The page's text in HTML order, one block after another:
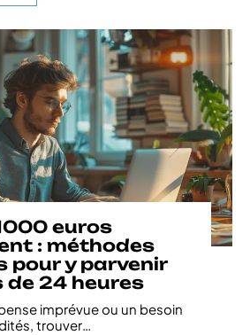
euros
: méthodes
pour y parvenir
de 24 heures
imprévue ou un besoin
trouver…